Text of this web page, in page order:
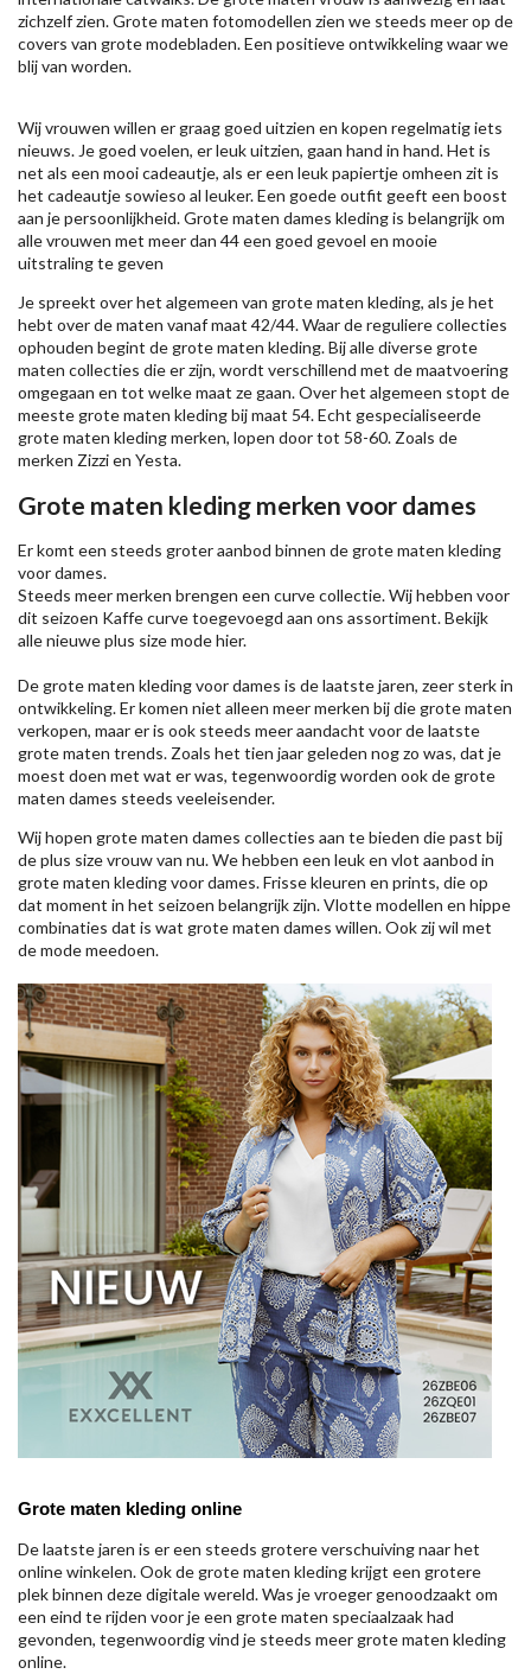
zichzelf zien. Grote maten fotomodellen zien we steeds meer op de
covers van grote modebladen. Een positieve ontwikkeling waar we
blij van worden.
Wij vrouwen willen er graag goed uitzien en kopen regelmatig iets
nieuws. Je goed voelen, er leuk uitzien, gaan hand in hand. Het is
net als een mooi cadeautje, als er een leuk papiertje omheen zit is
het cadeautje sowieso al leuker. Een goede outfit geeft een boost
aan je persoonlijkheid. Grote maten dames kleding is belangrijk om
alle vrouwen met meer dan 44 een goed gevoel en mooie
uitstraling te geven
Je spreekt over het algemeen van grote maten kleding, als je het
hebt over de maten vanaf maat 42/44. Waar de reguliere collecties
ophouden begint de grote maten kleding. Bij alle diverse grote
maten collecties die er zijn, wordt verschillend met de maatvoering
omgegaan en tot welke maat ze gaan. Over het algemeen stopt de
meeste grote maten kleding bij maat 54. Echt gespecialiseerde
grote maten kleding merken, lopen door tot 58-60. Zoals de
merken Zizzien Yesta.
Grote maten kleding merken voor dames
Er komt een steeds groter aanbod binnen de grote maten kleding
voor dames.
Steeds meer merken brengen een curve collectie. Wij hebben voor
dit seizoen Kaffecurve toegevoegd aan ons assortiment. Bekijk
alle nieuweplus size modehier.
De grote maten kleding voor dames is de laatste jaren, zeer sterk in
ontwikkeling. Er komen niet alleen meer merken bij die grote maten
verkopen, maar er is ook steeds meer aandacht voor de laatste
grote maten trends. Zoals het tien jaar geleden nog zo was, dat je
moest doen met wat er was, tegenwoordig worden ook de grote
maten dames steeds veeleisender.
Wij hopen grote maten dames collecties aan te bieden die past bij
de plus size vrouw van nu. We hebben een leuk en vlot aanbod in
grote maten kleding voor dames. Frisse kleuren en prints, die op
dat moment in het seizoen belangrijk zijn. Vlotte modellen en hippe
combinaties dat is wat grote maten dames willen. Ook zij wil met
de mode meedoen.
Grote maten kleding online
De laatste jaren is er een steeds grotere verschuiving naar het
online winkelen. Ook de grote maten kleding krijgt een grotere
plek binnen deze digitale wereld. Was je vroeger genoodzaakt om
een eind te rijden voor je een grote maten speciaalzaak had
gevonden, tegenwoordig vind je steeds meer grote maten kleding
online.